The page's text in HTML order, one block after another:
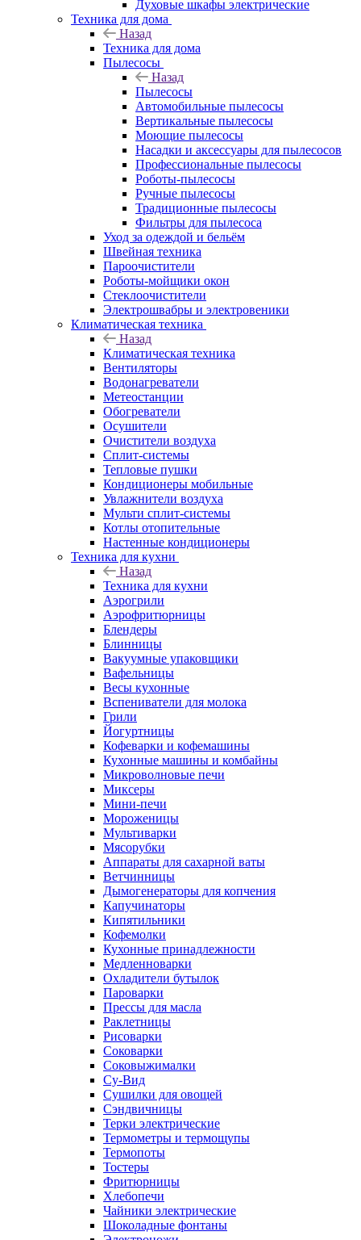
Духовые шкафы электрические
Техника для дома
Назад
Техника для дома
Пылесосы
Назад
Пылесосы
Автомобильные пылесосы
Вертикальные пылесосы
Моющие пылесосы
Насадки и аксессуары для пылесосов
Профессиональные пылесосы
Роботы-пылесосы
Ручные пылесосы
Традиционные пылесосы
Фильтры для пылесоса
Уход за одеждой и бельём
Швейная техника
Пароочистители
Роботы-мойщики окон
Стеклоочистители
Электрошвабры и электровеники
Климатическая техника
Назад
Климатическая техника
Вентиляторы
Водонагреватели
Метеостанции
Обогреватели
Осушители
Очистители воздуха
Сплит-системы
Тепловые пушки
Кондиционеры мобильные
Увлажнители воздуха
Мульти сплит-системы
Котлы отопительные
Настенные кондиционеры
Техника для кухни
Назад
Техника для кухни
Аэрогрили
Аэрофритюрницы
Блендеры
Блинницы
Вакуумные упаковщики
Вафельницы
Весы кухонные
Вспениватели для молока
Грили
Йогуртницы
Кофеварки и кофемашины
Кухонные машины и комбайны
Микроволновые печи
Миксеры
Мини-печи
Мороженицы
Мультиварки
Мясорубки
Аппараты для сахарной ваты
Ветчинницы
Дымогенераторы для копчения
Капучинаторы
Кипятильники
Кофемолки
Кухонные принадлежности
Медленноварки
Охладители бутылок
Пароварки
Прессы для масла
Раклетницы
Рисоварки
Соковарки
Соковыжималки
Су-Вид
Сушилки для овощей
Сэндвичницы
Терки электрические
Термометры и термощупы
Термопоты
Тостеры
Фритюрницы
Хлебопечи
Чайники электрические
Шоколадные фонтаны